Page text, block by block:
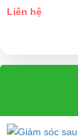
Liên hệ